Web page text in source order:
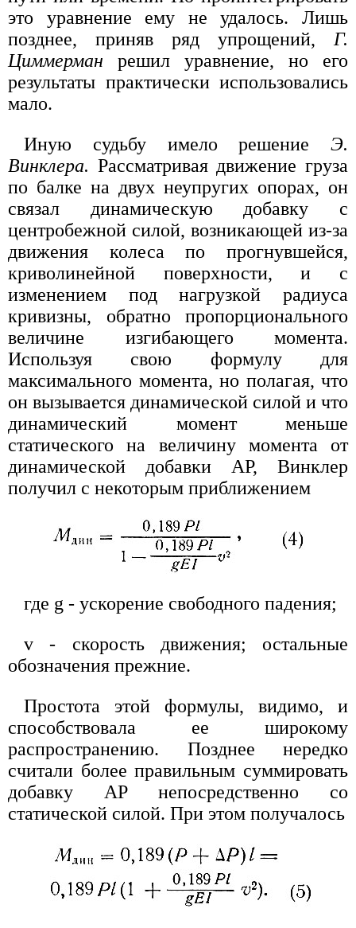
это уравнение ему не удалось. Лишь
позднее, приняв ряд упрощений, Г.
Циммерман решил уравнение, но его
результаты практически использовались
мало.
Иную судьбу имело решение Э.
Винклера. Рассматривая движение груза
по балке на двух неупругих опорах, он
связал динамическую добавку с
центробежной силой, возникающей из-за
движения колеса по прогнувшейся,
криволинейной поверхности, и с
изменением под нагрузкой радиуса
кривизны, обратно пропорционального
величине изгибающего момента.
Используя свою формулу для
максимального момента, но полагая, что
он вызывается динамической силой и что
динамический момент меньше
статического на величину момента от
динамической добавки АР, Винклер
получил с некоторым приближением
где g - ускорение свободного падения;
v - скорость движения; остальные
обозначения прежние.
Простота этой формулы, видимо, и
способствовала ее широкому
распространению. Позднее нередко
считали более правильным суммировать
добавку АР непосредственно со
статической силой. При этом получалось